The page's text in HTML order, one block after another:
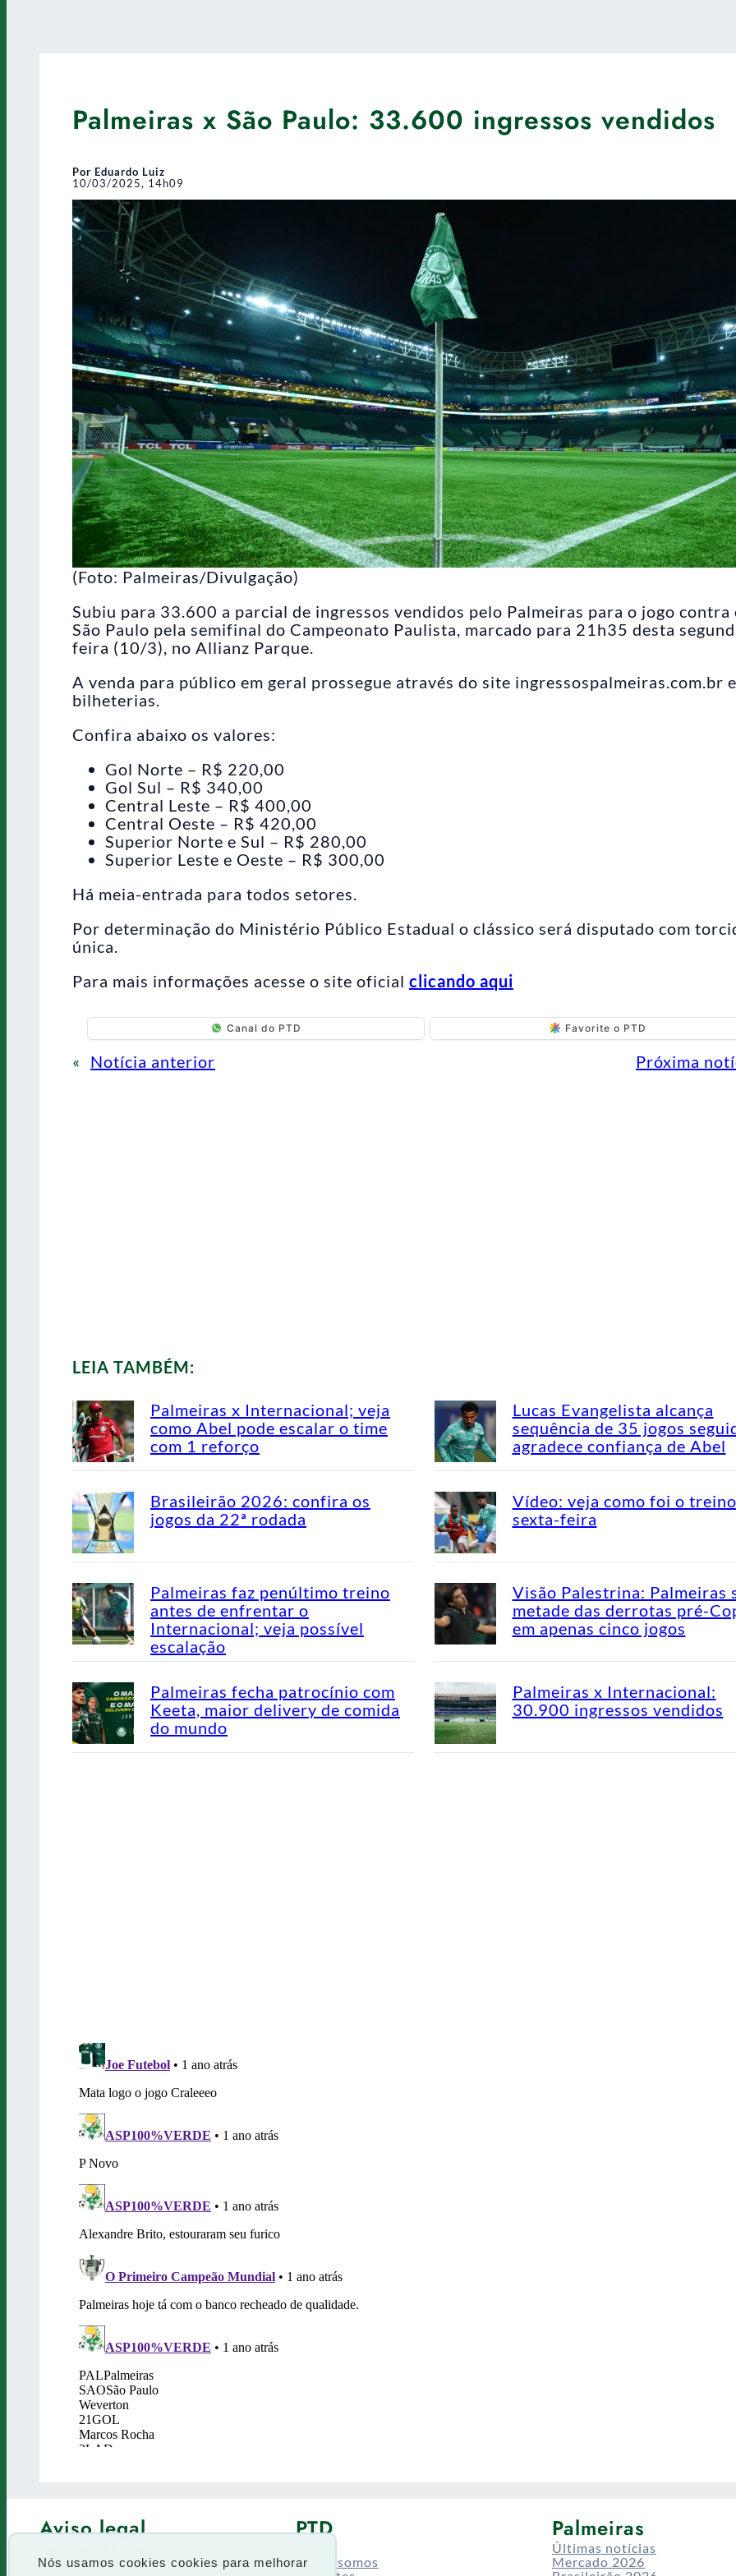
Nós usamos cookies cookies para melhorar
Palmeiras x São Paulo: 33.600 ingressos vendidos
Por Eduardo Luiz
10/03/2025, 14h09
(Foto: Palmeiras/Divulgação)
Subiu para 33.600 a parcial de ingressos vendidos pelo Palmeiras para o jogo contra
São Paulo pela semifinal do Campeonato Paulista, marcado para 21h35 desta
feira (10/3), no Allianz Parque.
A venda para público em geral prossegue através do site ingressospalmeiras.com.br
bilheterias.
Confira abaixo os valores:
Gol Norte – R$ 220,00
Gol Sul – R$ 340,00
Central Leste – R$ 400,00
Central Oeste – R$ 420,00
Superior Norte e Sul – R$ 280,00
Superior Leste e Oeste – R$ 300,00
Há meia-entrada para todos setores.
Por determinação do Ministério Público Estadual o clássico será disputado com
única.
Para mais informações acesse o site oficial clicando aqui
Canal do PTD Favorite o PTD
« Notícia anterior Próxima
LEIA TAMBÉM:
Palmeiras x Internacional; veja
como Abel pode escalar o time
com 1 reforço
Lucas Evangelista alcança
sequência de 35 jogos
agradece confiança de Abel
Brasileirão 2026: confira os
jogos da 22ª rodada
Vídeo: veja como foi o
sexta-feira
Palmeiras faz penúltimo treino
antes de enfrentar o
Internacional; veja possível
escalação
Visão Palestrina: Palmeiras
metade das derrotas pré-
em apenas cinco jogos
Palmeiras fecha patrocínio com
Keeta, maior delivery de comida
do mundo
Palmeiras x Internacional:
30.900 ingressos vendidos
Aviso legal
Termos de uso
PTD
Quem somos
Palmeiras
Últimas notícias
Mercado 2026